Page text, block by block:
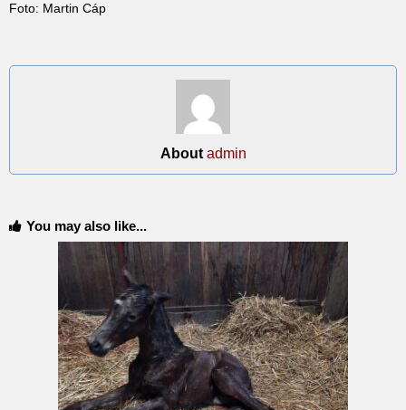
Foto: Martin Cáp
About admin
You may also like...